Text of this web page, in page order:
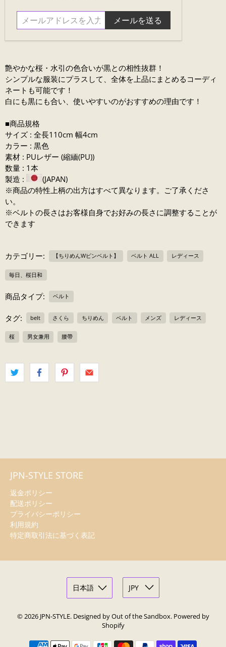
ア
ド
を
入
力....
艶やかな桜・水引の色合いが黒との相性抜群！
シンプルな服装にプラスして、全体を上品にまとめるコーディ
ネートも可能です！
白にも黒にも合い、使いやすいのがおすすめの理由です！
■商品規格
サイズ : 全長110cm 幅4cm
カラー : 黒色
素材 : PUレザー (縮緬(PU))
数量 : 1本
製造 :
(JAPAN)
※商品の特性上柄の出方はすべて異なります。ご了承くださ
い。
※ベルトの長さはお客様自身でお好みの長さに調整することが
できます
カテゴリー: 【ちりめんWピンベルト】 ベルト ALL レディース
毎日、桜日和
商品タイプ: ベルト
タグ: belt さくら ちりめん ベルト メンズ レディース
桜 男女兼用 腰帶
JPN-STYLE STORE
返金ポリシー
配送ポリシー
プライバシーポリシー
利用規約
特定商取引法に基づく表記
© 2026 JPN-STYLE. Designed by Out of the Sandbox. Powered by
Shopify